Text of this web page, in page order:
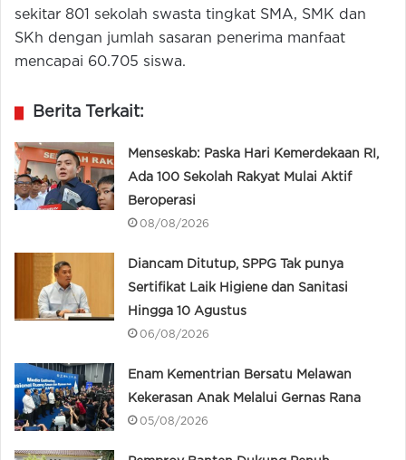
sekitar 801 sekolah swasta tingkat SMA, SMK dan
SKh dengan jumlah sasaran penerima manfaat
mencapai 60.705 siswa.
Berita Terkait:
Menseskab: Paska Hari Kemerdekaan RI,
Ada 100 Sekolah Rakyat Mulai Aktif
Beroperasi
08/08/2026
Diancam Ditutup, SPPG Tak punya
Sertifikat Laik Higiene dan Sanitasi
Hingga 10 Agustus
06/08/2026
Enam Kementrian Bersatu Melawan
Kekerasan Anak Melalui Gernas Rana
05/08/2026